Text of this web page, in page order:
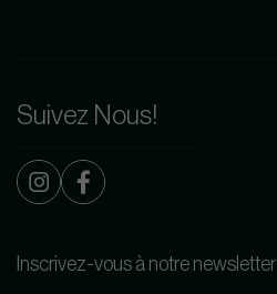
Suivez Nous!
Inscrivez-vous à notre newsletter